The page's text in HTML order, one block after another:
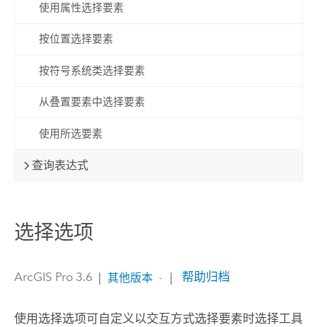
使用属性选择要素
按位置选择要素
按符号系统类选择要素
从叠置要素中选择要素
使用所选要素
查询表达式
选择选项
ArcGIS Pro 3.6 | 其他版本 | 帮助归档
使用选择选项可自定义以交互方式选择要素时选择工具